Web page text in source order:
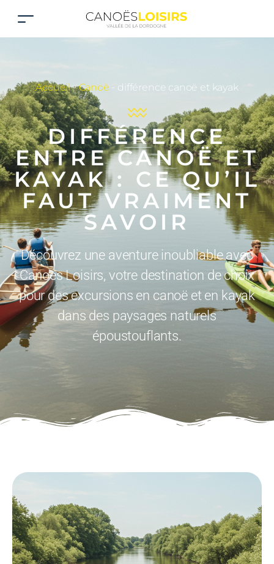
Accueil-Canoë - différence canoë et kayak
DIFFÉRENCE
ENTRE CANOË ET
KAYAK : CE QU’IL
FAUT VRAIMENT
SAVOIR
Découvrez une aventure inoubliable avec
Canoës Loisirs, votre destination de choix
pour des excursions en canoë et en kayak
dans des paysages naturels
époustouflants.